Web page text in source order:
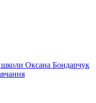
школи Оксана Бондарчук